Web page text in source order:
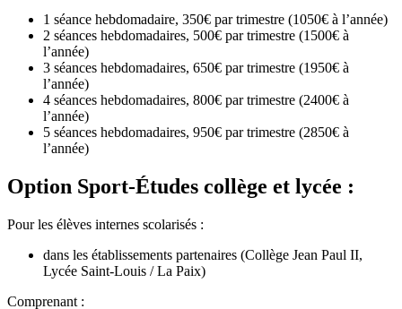
1 séance hebdomadaire, 350€ par trimestre (1050€ à l’année)
2 séances hebdomadaires, 500€ par trimestre (1500€ à
l’année)
3 séances hebdomadaires, 650€ par trimestre (1950€ à
l’année)
4 séances hebdomadaires, 800€ par trimestre (2400€ à
l’année)
5 séances hebdomadaires, 950€ par trimestre (2850€ à
l’année)
Option Sport-Études collège et lycée :
Pour les élèves internes scolarisés :
dans les établissements partenaires (Collège Jean Paul II,
Lycée Saint-Louis / La Paix)
Comprenant :